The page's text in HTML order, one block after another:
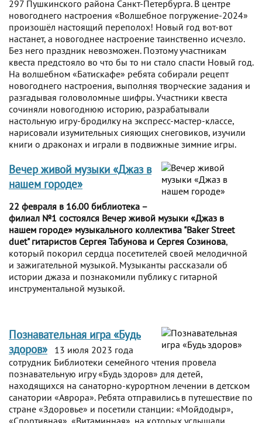
297 Пушкинского района Санкт-Петербурга. В центре
новогоднего настроения «Волшебное погружение-2024»
произошёл настоящий переполох! Новый год вот-вот
настанет, а новогоднее настроение таинственно исчезло.
Без него праздник невозможен. Поэтому участникам
квеста предстояло во что бы то ни стало спасти Новый год.
На волшебном «Батискафе» ребята собирали рецепт
новогоднего настроения, выполняя творческие задания и
разгадывая головоломные шифры. Участники квеста
сочиняли новогоднюю историю, разрабатывали
настольную игру-бродилку на экспресс-мастер-классе,
нарисовали изумительных сияющих снеговиков, изучили
книги о драконах и играли в подвижные зимние игры.
Вечер живой музыки «Джаз в
нашем городе»
22 февраля в 16.00 библиотека –
филиал №1 состоялся Вечер живой музыки «Джаз в
нашем городе» музыкального коллектива "Baker Street
duet" гитаристов Сергея Табунова и Сергея Созинова,
который покорил сердца посетителей своей мелодичной
и зажигательной музыкой. Музыканты рассказали об
истории джаза и познакомили публику с гитарной
инструментальной музыкой.
Познавательная игра «Будь
здоров»
13 июля 2023 года
сотрудник Библиотеки семейного чтения провела
познавательную игру «Будь здоров» для детей,
находящихся на санаторно-курортном лечении в детском
санатории «Аврора». Ребята отправились в путешествие по
стране «Здоровье» и посетили станции: «Мойдодыр»,
«Спортивная», «Витаминная», на которых услышали